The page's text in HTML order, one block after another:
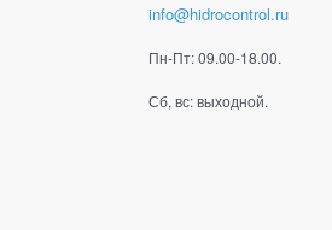
info@hidrocontrol.ru
Пн-Пт: 09.00-18.00.
Сб, вс: выходной.